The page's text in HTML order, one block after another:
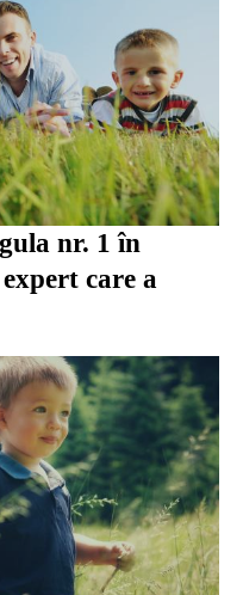
nr. 1 în
care a